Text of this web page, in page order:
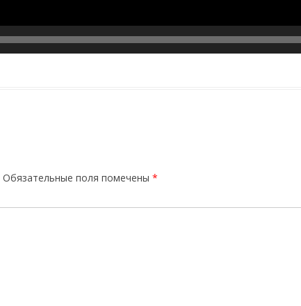
Обязательные поля помечены *